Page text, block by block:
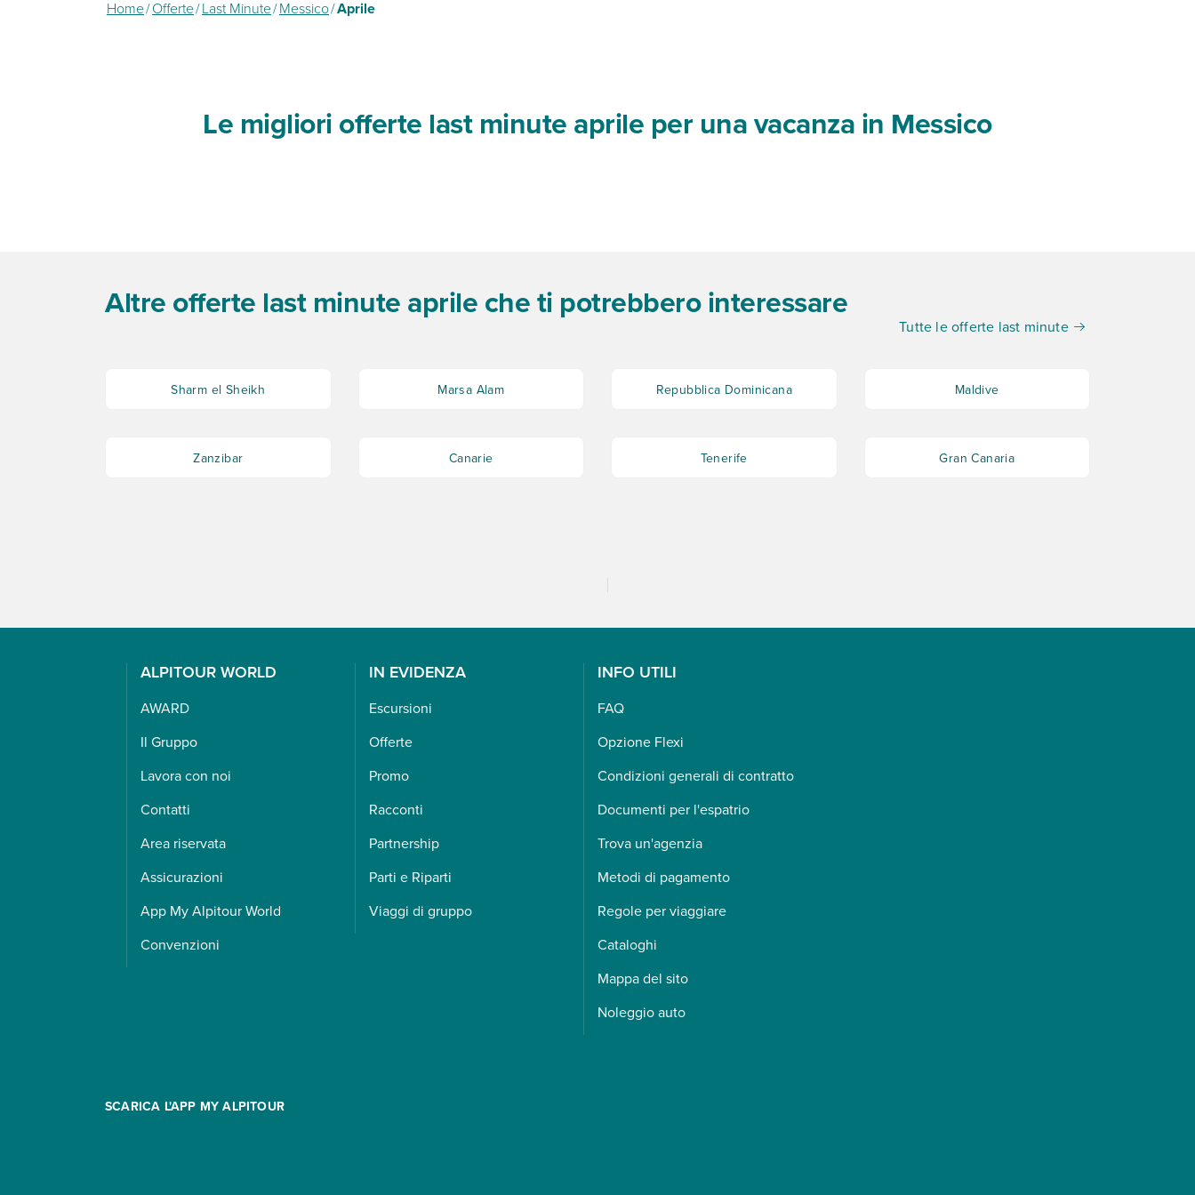
Home/Offerte/Last Minute/Messico/Aprile
Le migliori offerte last minute aprile per una vacanza in Messico
Altre offerte last minute aprile che ti potrebbero interessare
Tutte le offerte last minute
Sharm el Sheikh Marsa Alam Repubblica Dominicana Maldive
Zanzibar Canarie Tenerife Gran Canaria
ALPITOUR WORLD
AWARD
Il Gruppo
Lavora con noi
Contatti
Area riservata
Assicurazioni
App My Alpitour World
Convenzioni
IN EVIDENZA
Escursioni
Offerte
Promo
Racconti
Partnership
Parti e Riparti
Viaggi di gruppo
INFO UTILI
FAQ
Opzione Flexi
Condizioni generali di contratto
Documenti per l'espatrio
Trova un'agenzia
Metodi di pagamento
Regole per viaggiare
Cataloghi
Mappa del sito
Noleggio auto
SCARICA L'APP MY ALPITOUR